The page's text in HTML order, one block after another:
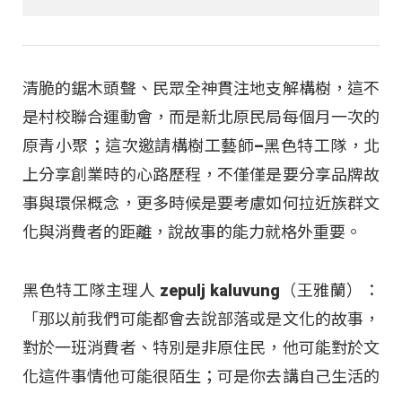
清脆的鋸木頭聲、民眾全神貫注地支解構樹，這不
是村校聯合運動會，而是新北原民局每個月一次的
原青小聚；這次邀請構樹工藝師–黑色特工隊，北
上分享創業時的心路歷程，不僅僅是要分享品牌故
事與環保概念，更多時候是要考慮如何拉近族群文
化與消費者的距離，說故事的能力就格外重要。
黑色特工隊主理人 zepulj kaluvung（王雅蘭）：
「那以前我們可能都會去說部落或是文化的故事，
對於一班消費者、特別是非原住民，他可能對於文
化這件事情他可能很陌生；可是你去講自己生活的